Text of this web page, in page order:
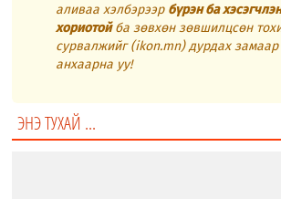
аливаа хэлбэрээр бүрэн ба
хориотойба зөвхөн зөвшилцсөн
сурвалжийг (ikon.mn) дурдах замаар
анхаарна уу!
ЭНЭ ТУХАЙ ...